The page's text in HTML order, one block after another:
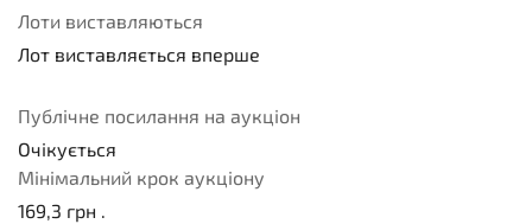
Лоти виставляються
Лот виставляється вперше
Публічне посилання на аукціон
Очікується
Мінімальний крок аукціону
169,3 грн .